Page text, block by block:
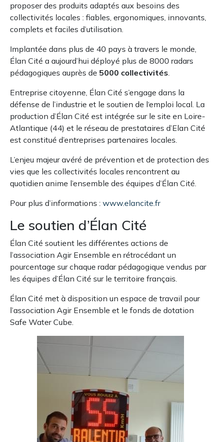
proposer des produits adaptés aux besoins des
collectivités locales : fiables, ergonomiques, innovants,
complets et faciles d’utilisation.
Implantée dans plus de 40 pays à travers le monde,
Élan Cité a aujourd’hui déployé plus de 8000 radars
pédagogiques auprès de 5000 collectivités.
Entreprise citoyenne, Élan Cité s’engage dans la
défense de l’industrie et le soutien de l‘emploi local. La
production d’Élan Cité est intégrée sur le site en Loire-
Atlantique (44) et le réseau de prestataires d’Elan Cité
est constitué d’entreprises partenaires locales.
L’enjeu majeur avéré de prévention et de protection des
vies que les collectivités locales rencontrent au
quotidien anime l’ensemble des équipes d’Élan Cité.
Pour plus d’informations : www.elancite.fr
Le soutien d’Élan Cité
Élan Cité soutient les différentes actions de
l’association Agir Ensemble en rétrocédant un
pourcentage sur chaque radar pédagogique vendus par
les équipes d’Élan Cité sur le territoire français.
Élan Cité met à disposition un espace de travail pour
l’association Agir Ensemble et le fonds de dotation
Safe Water Cube.